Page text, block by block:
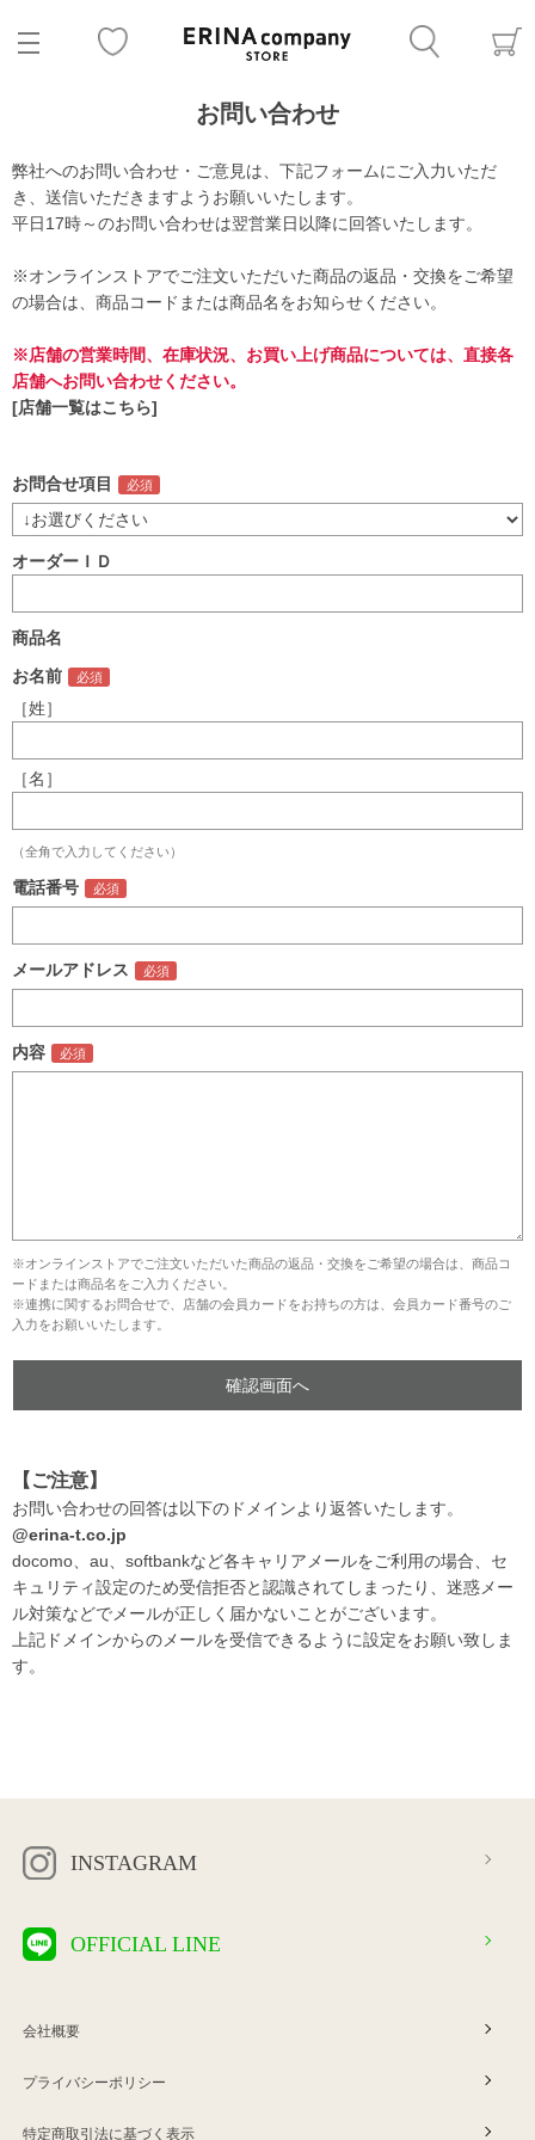
お問い合わせ
弊社へのお問い合わせ・ご意見は、下記フォームにご入力いただ
き、送信いただきますようお願いいたします。
平日17時～のお問い合わせは翌営業日以降に回答いたします。
※オンラインストアでご注文いただいた商品の返品・交換をご希望
の場合は、商品コードまたは商品名をお知らせください。
※店舗の営業時間、在庫状況、お買い上げ商品については、直接各
店舗へお問い合わせください。
[店舗一覧はこちら]
お問合せ項目
オーダーＩＤ
商品名
お名前
［姓］
［名］
（全角で入力してください）
電話番号
メールアドレス
内容
※オンラインストアでご注文いただいた商品の返品・交換をご希望の場合は、商品コ
ードまたは商品名をご入力ください。
※連携に関するお問合せで、店舗の会員カードをお持ちの方は、会員カード番号のご
入力をお願いいたします。
【ご注意】
お問い合わせの回答は以下のドメインより返答いたします。
@erina-t.co.jp
docomo、au、softbankなど各キャリアメールをご利用の場合、セ
キュリティ設定のため受信拒否と認識されてしまったり、迷惑メー
ル対策などでメールが正しく届かないことがございます。
上記ドメインからのメールを受信できるように設定をお願い致しま
す。
INSTAGRAM
OFFICIAL LINE
会社概要
プライバシーポリシー
特定商取引法に基づく表示